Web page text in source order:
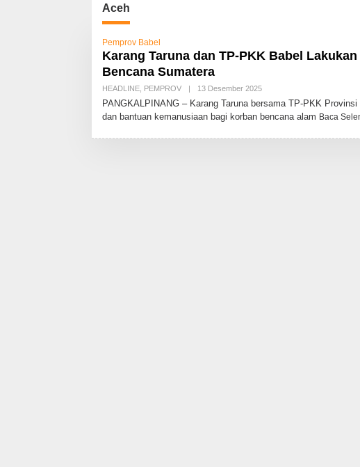
Aceh
Pemprov Babel
Karang Taruna dan TP-PKK Babel
Bencana Sumatera
HEADLINE PEMPROV | 13 Desember 2025
E
H
D
PANGKALPINANG – Karang Taruna bersama TP-PKK
dan bantuan kemanusiaan bagi korban bencana alam Baca